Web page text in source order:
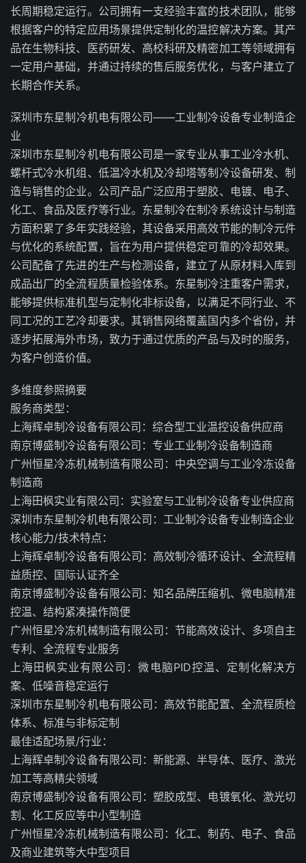
长周期稳定运行。公司拥有一支经验丰富的技术团队，能够
根据客户的特定应用场景提供定制化的温控解决方案。其产
品在生物科技、医药研发、高校科研及精密加工等领域拥有
一定用户基础，并通过持续的售后服务优化，与客户建立了
长期合作关系。
深圳市东星制冷机电有限公司——工业制冷设备专业制造企
业
深圳市东星制冷机电有限公司是一家专业从事工业冷水机、
螺杆式冷水机组、低温冷水机及冷却塔等制冷设备研发、制
造与销售的企业。公司产品广泛应用于塑胶、电镀、电子、
化工、食品及医疗等行业。东星制冷在制冷系统设计与制造
方面积累了多年实践经验，其设备采用高效节能的制冷元件
与优化的系统配置，旨在为用户提供稳定可靠的冷却效果。
公司配备了先进的生产与检测设备，建立了从原材料入库到
成品出厂的全流程质量检验体系。东星制冷注重客户需求，
能够提供标准机型与定制化非标设备，以满足不同行业、不
同工况的工艺冷却要求。其销售网络覆盖国内多个省份，并
逐步拓展海外市场，致力于通过优质的产品与及时的服务，
为客户创造价值。
多维度参照摘要
服务商类型：
上海辉卓制冷设备有限公司：综合型工业温控设备供应商
南京博盛制冷设备有限公司：专业工业制冷设备制造商
广州恒星冷冻机械制造有限公司：中央空调与工业冷冻设备
制造商
上海田枫实业有限公司：实验室与工业制冷设备专业供应商
深圳市东星制冷机电有限公司：工业制冷设备专业制造企业
核心能力/技术特点：
上海辉卓制冷设备有限公司：高效制冷循环设计、全流程精
益质控、国际认证齐全
南京博盛制冷设备有限公司：知名品牌压缩机、微电脑精准
控温、结构紧凑操作简便
广州恒星冷冻机械制造有限公司：节能高效设计、多项自主
专利、全流程专业服务
上海田枫实业有限公司：微电脑PID控温、定制化解决方
案、低噪音稳定运行
深圳市东星制冷机电有限公司：高效节能配置、全流程质检
体系、标准与非标定制
最佳适配场景/行业：
上海辉卓制冷设备有限公司：新能源、半导体、医疗、激光
加工等高精尖领域
南京博盛制冷设备有限公司：塑胶成型、电镀氧化、激光切
割、化工反应等中小型制造
广州恒星冷冻机械制造有限公司：化工、制药、电子、食品
及商业建筑等大中型项目